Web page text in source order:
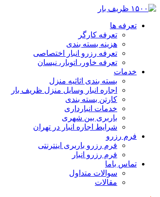
تعرفه ها
تعرفه کارگر
هزینه بسته بندی
تعرفه رزرو انبار اختصاصی
تعرفه خاور، اتوبار، نیسان
خدمات
بسته بندی اثاثیه منزل
اجاره انبار وسایل منزل ظریف بار
کارتن بسته بندی
خدمات انبارداری
باربری بین شهری
شرایط اجاره انبار در تهران
فرم رزرو
فرم رزرو باربری اینترنتی
فرم رزرو انبار
تماس باما
سوالات متداول
مقالات